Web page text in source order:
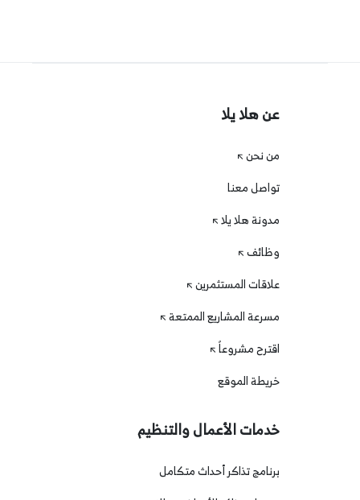
عن هلا يلا
من نحن
تواصل معنا
مدونة هلا يلا
وظائف
علاقات المستثمرين
مسرعة المشاريع الممتعة
اقترح مشروعاً
خريطة الموقع
خدمات الأعمال والتنظيم
برنامج تذاكر أحداث متكامل